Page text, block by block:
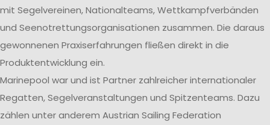
mit Segelvereinen, Nationalteams, Wettkampfverbänden
und Seenotrettungsorganisationen zusammen. Die daraus
gewonnenen Praxiserfahrungen fließen direkt in die
Produktentwicklung ein.
Marinepool war und ist Partner zahlreicher internationaler
Regatten, Segelveranstaltungen und Spitzenteams. Dazu
zählen unter anderem Austrian Sailing Federation